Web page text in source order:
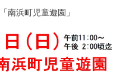
南浜町児童遊園」